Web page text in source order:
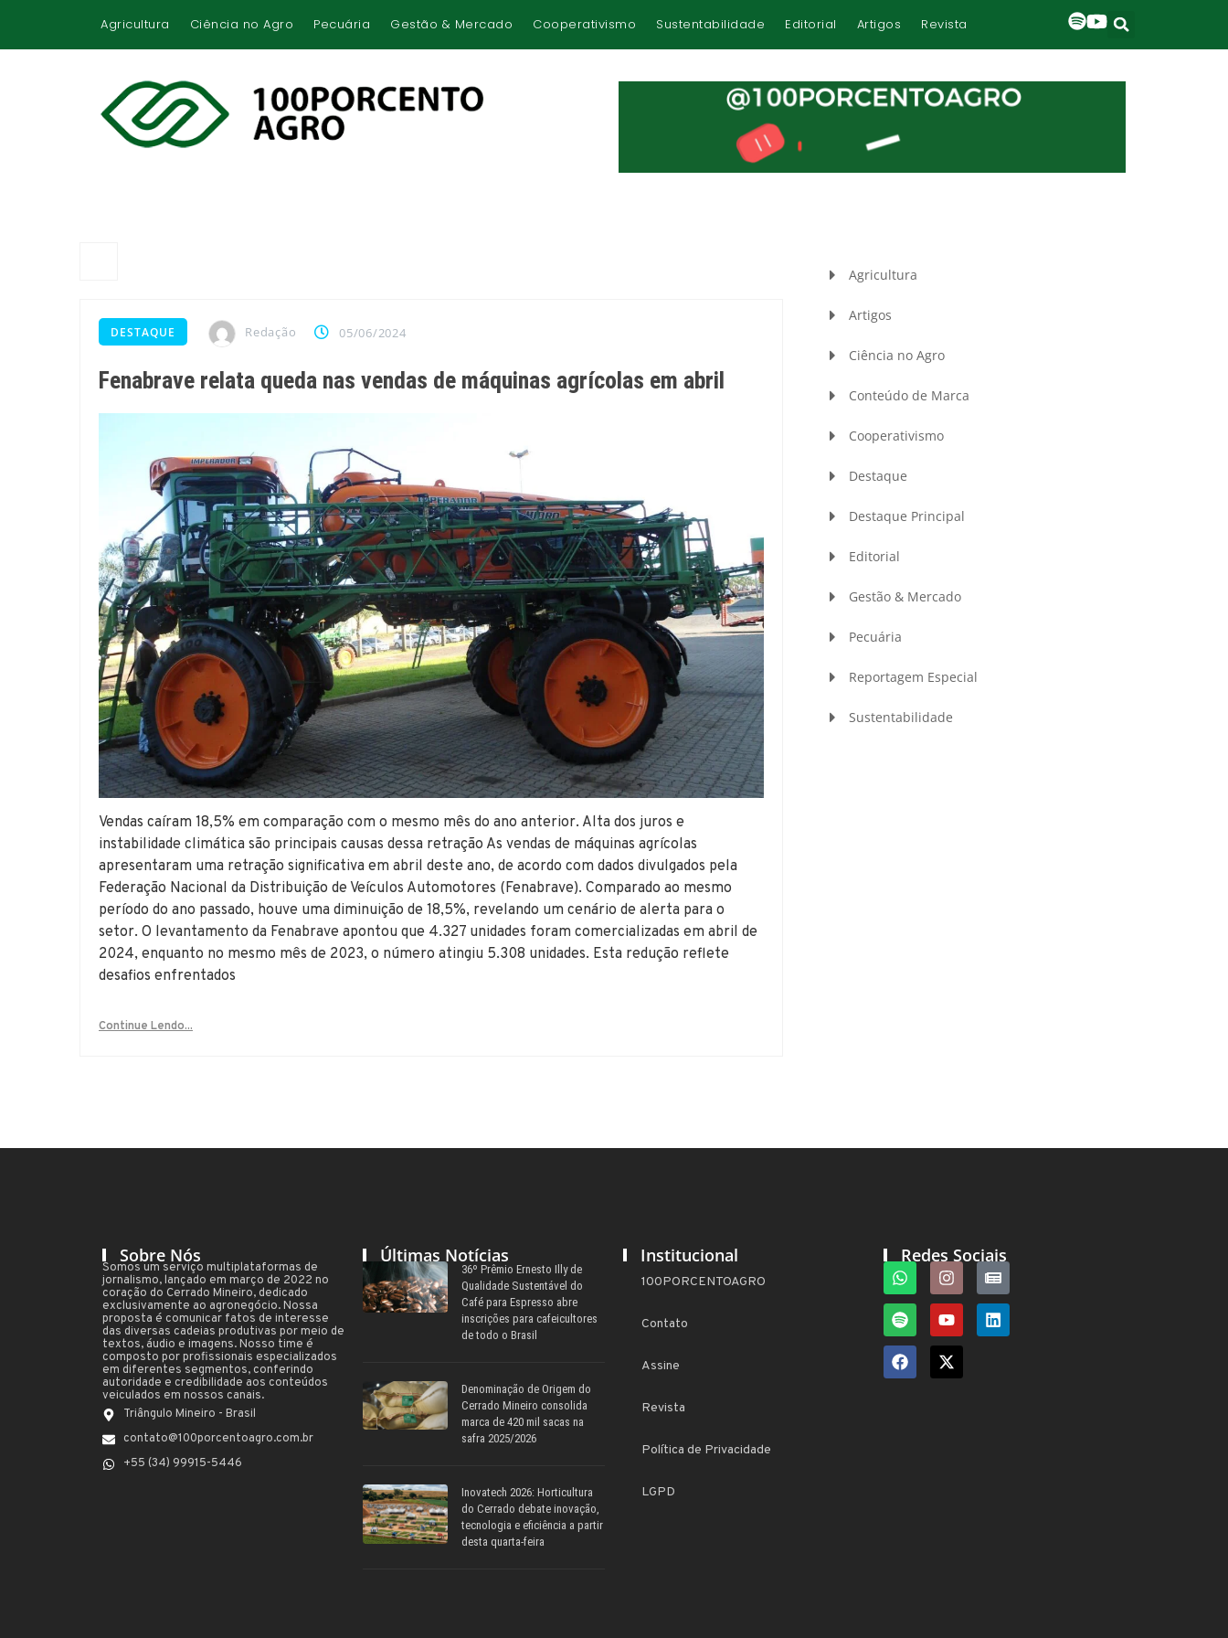
Agricultura Ciência no Agro Pecuária Gestão & Mercado Cooperativismo Sustentabilidade Editorial Artigos Revista
DESTAQUE Redação 05/06/2024
Fenabrave relata queda nas vendas de máquinas agrícolas em abril
Vendas caíram 18,5% em comparação com o mesmo mês do ano anterior. Alta dos juros e
instabilidade climática são principais causas dessa retração As vendas de máquinas agrícolas
apresentaram uma retração significativa em abril deste ano, de acordo com dados divulgados pela
Federação Nacional da Distribuição de Veículos Automotores (Fenabrave). Comparado ao mesmo
período do ano passado, houve uma diminuição de 18,5%, revelando um cenário de alerta para o
setor. O levantamento da Fenabrave apontou que 4.327 unidades foram comercializadas em abril de
2024, enquanto no mesmo mês de 2023, o número atingiu 5.308 unidades. Esta redução reflete
desafios enfrentados
Continue Lendo...
Agricultura
Artigos
Ciência no Agro
Conteúdo de Marca
Cooperativismo
Destaque
Destaque Principal
Editorial
Gestão & Mercado
Pecuária
Reportagem Especial
Sustentabilidade
Sobre Nós
Somos um serviço multiplataformas de
jornalismo, lançado em março de 2022 no
coração do Cerrado Mineiro, dedicado
exclusivamente ao agronegócio. Nossa
proposta é comunicar fatos de interesse
das diversas cadeias produtivas por meio de
textos, áudio e imagens. Nosso time é
composto por profissionais especializados
em diferentes segmentos, conferindo
autoridade e credibilidade aos conteúdos
veiculados em nossos canais.
Triângulo Mineiro - Brasil
contato@100porcentoagro.com.br
+55 (34) 99915-5446
Últimas Notícias
36º Prêmio Ernesto Illy de
Qualidade Sustentável do
Café para Espresso abre
inscrições para cafeicultores
de todo o Brasil
Denominação de Origem do
Cerrado Mineiro consolida
marca de 420 mil sacas na
safra 2025/2026
Inovatech 2026: Horticultura
do Cerrado debate inovação,
tecnologia e eficiência a partir
desta quarta-feira
Institucional
100PORCENTOAGRO
Contato
Assine
Revista
Política de Privacidade
LGPD
Redes Sociais